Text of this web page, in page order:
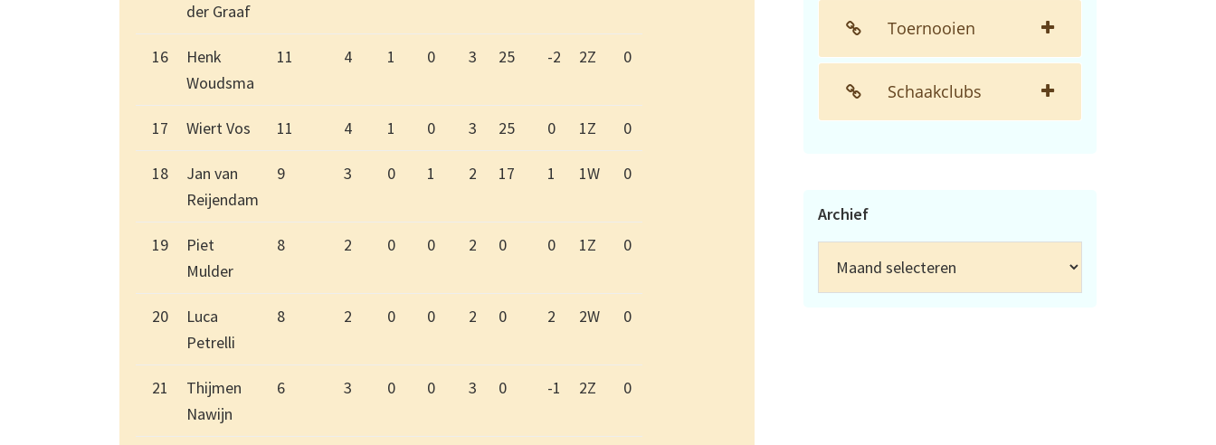
der Graaf
16
Henk
Woudsma
11 4 1 0 3 25 -2 2Z 0
17 Wiert Vos 11 4 1 0 3 25 0 1Z 0
18
Jan van
Reijendam
9 3 0 1 2 17 1 1W 0
19
Piet
Mulder
8 2 0 0 2 0 0 1Z 0
20
Luca
Petrelli
8 2 0 0 2 0 2 2W 0
21
Thijmen
Nawijn
6 3 0 0 3 0 -1 2Z 0
Toernooien
Schaakclubs
Archief